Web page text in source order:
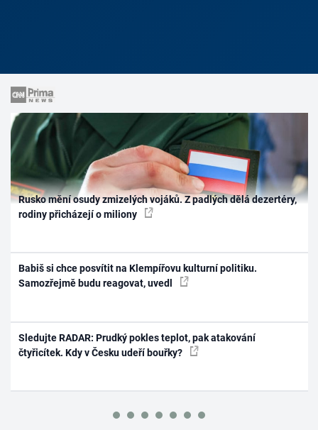
Rusko mění osudy zmizelých vojáků. Z padlých dělá dezertéry,
rodiny přicházejí o miliony
Babiš si chce posvítit na Klempířovu kulturní politiku.
Samozřejmě budu reagovat, uvedl
Sledujte RADAR: Prudký pokles teplot, pak atakování
čtyřicítek. Kdy v Česku udeří bouřky?